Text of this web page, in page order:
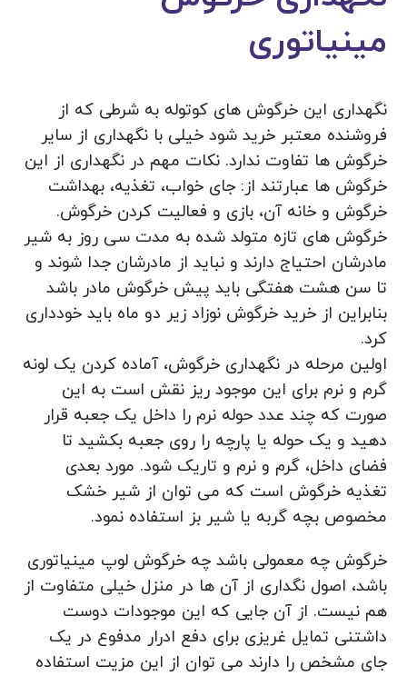
مینیاتوری
نگهداری این خرگوش های کوتوله به شرطی که از
فروشنده معتبر خرید شود خیلی با نگهداری از سایر
خرگوش ها تفاوت ندارد. نکات مهم در نگهداری از این
خرگوش ها عبارتند از: جای خواب، تغذیه، بهداشت
خرگوش و خانه آن، بازی و فعالیت کردن خرگوش.
خرگوش های تازه متولد شده به مدت سی روز به شیر
مادرشان احتیاج دارند و نباید از مادرشان جدا شوند و
تا سن هشت هفتگی باید پیش خرگوش مادر باشد
بنابراین از خرید خرگوش نوزاد زیر دو ماه باید خودداری
کرد.
اولین مرحله در نگهداری خرگوش، آماده کردن یک لونه
گرم و نرم برای این موجود ریز نقش است به این
صورت که چند عدد حوله نرم را داخل یک جعبه قرار
دهید و یک حوله یا پارچه را روی جعبه بکشید تا
فضای داخل، گرم و نرم و تاریک شود. مورد بعدی
تغذیه خرگوش است که می توان از شیر خشک
مخصوص بچه گربه یا شیر بز استفاده نمود.
خرگوش چه معمولی باشد چه خرگوش لوپ مینیاتوری
باشد، اصول نگداری از آن ها در منزل خیلی متفاوت از
هم نیست. از آن جایی که این موجودات دوست
داشتنی تمایل غریزی برای دفع ادرار مدفوع در یک
جای مشخص را دارند می توان از این مزیت استفاده